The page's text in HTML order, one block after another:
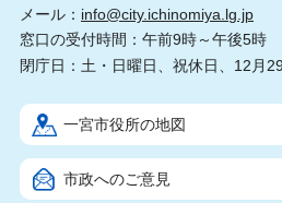
メール： info@city.ichinomiya.lg.jp
窓口の受付時間：午前9時～午後5時
閉庁日：土・日曜日、祝休日、12月
一宮市役所の地図
市政へのご意見